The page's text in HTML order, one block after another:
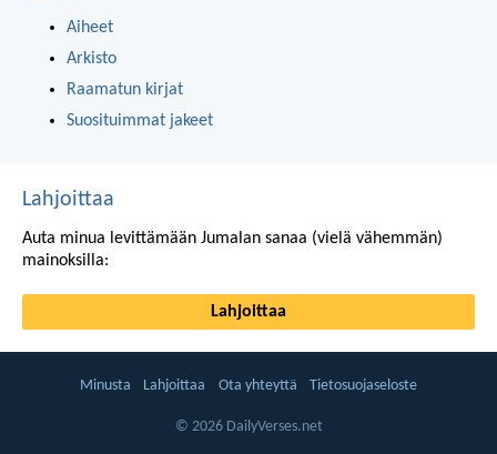
Aiheet
Arkisto
Raamatun kirjat
Suosituimmat jakeet
Lahjoittaa
Auta minua levittämään Jumalan sanaa (vielä vähemmän)
mainoksilla:
Lahjoittaa
Minusta Lahjoittaa Ota yhteyttä Tietosuojaseloste
© 2026 DailyVerses.net